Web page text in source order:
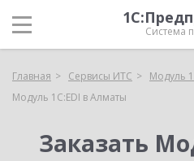
Система
Главная Сервисы ИТС
Модуль
Модуль 1C:EDI в Алматы
Заказать